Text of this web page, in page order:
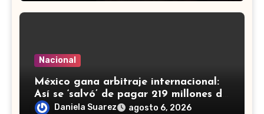
Nacional
México gana arbitraje internacional:
Así se ‘salvó’ de pagar 219 millones de
dólares a fondos de EU
Daniela Suarez agosto 6, 2026